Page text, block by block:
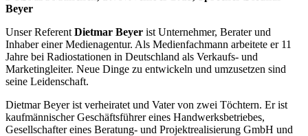
Beyer
Unser Referent Dietmar Beyer ist Unternehmer, Berater und
Inhaber einer Medienagentur. Als Medienfachmann arbeitete er 11
Jahre bei Radiostationen in Deutschland als Verkaufs- und
Marketingleiter. Neue Dinge zu entwickeln und umzusetzen sind
seine Leidenschaft.
Dietmar Beyer ist verheiratet und Vater von zwei Töchtern. Er ist
kaufmännischer Geschäftsführer eines Handwerksbetriebes,
Gesellschafter eines Beratung- und Projektrealisierung GmbH und